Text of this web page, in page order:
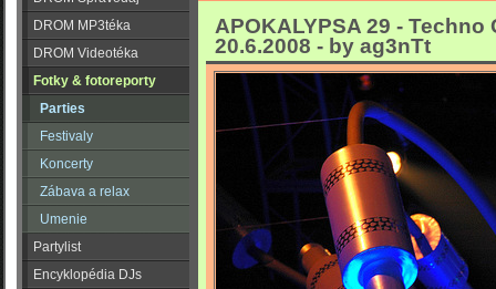
DROM MP3téka
DROM Videotéka
Fotky & fotoreporty
Parties
Festivaly
Koncerty
Zábava a relax
Umenie
Partylist
Encyklopédia DJs
APOKALYPSA 29 - Techno
20.6.2008 - by ag3nTt